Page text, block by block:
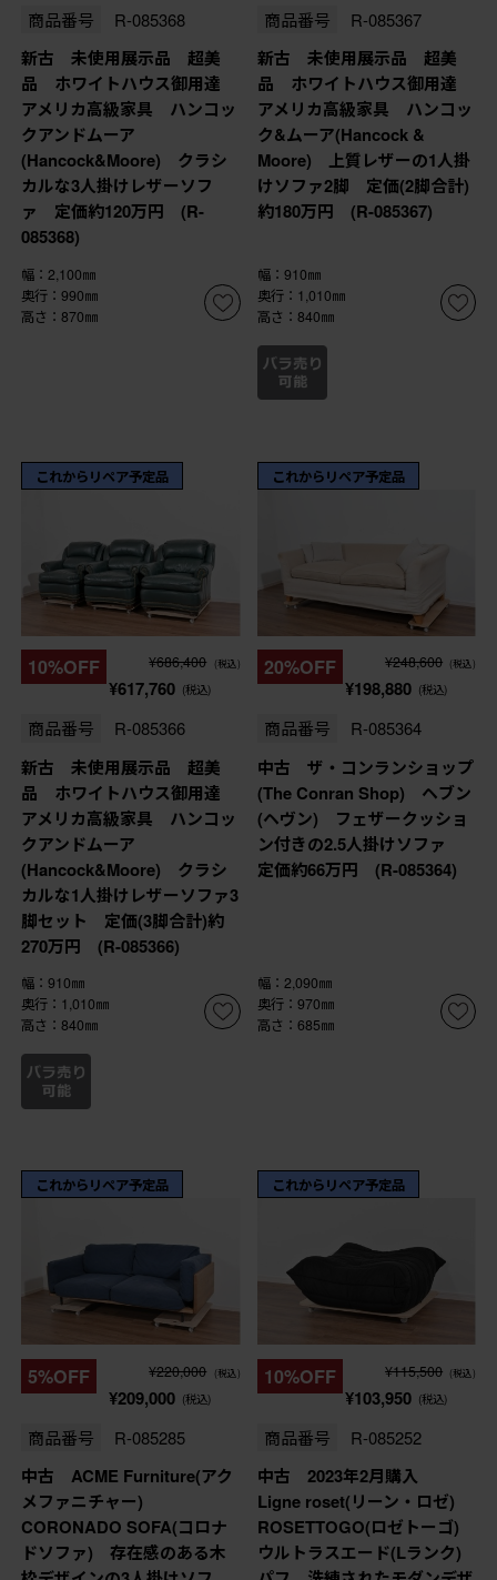
商品番号 R-085368
新古 未使用展示品 超美
品 ホワイトハウス御用達
アメリカ高級家具 ハンコッ
クアンドムーア
(Hancock&Moore) クラシ
カルな3人掛けレザーソフ
ァ 定価約120万円 (R-
085368)
幅：2,100㎜
奥行：990㎜
高さ：870㎜
商品番号 R-085367
新古 未使用展示品 超美
品 ホワイトハウス御用達
アメリカ高級家具 ハンコッ
ク&ムーア(Hancock &
Moore) 上質レザーの1人掛
けソファ2脚 定価(2脚合計)
約180万円 (R-085367)
幅：910㎜
奥行：1,010㎜
高さ：840㎜
これからリペア予定品
10%OFF ¥686,400 (税込)
¥617,760 (税込)
商品番号 R-085366
新古 未使用展示品 超美
品 ホワイトハウス御用達
アメリカ高級家具 ハンコッ
クアンドムーア
(Hancock&Moore) クラシ
カルな1人掛けレザーソファ3
脚セット 定価(3脚合計)約
270万円 (R-085366)
幅：910㎜
奥行：1,010㎜
高さ：840㎜
これからリペア予定品
20%OFF ¥248,600 (税込)
¥198,880 (税込)
商品番号 R-085364
中古 ザ・コンランショップ
(The Conran Shop) ヘブン
(ヘヴン) フェザークッショ
ン付きの2.5人掛けソファ
定価約66万円 (R-085364)
幅：2,090㎜
奥行：970㎜
高さ：685㎜
これからリペア予定品
5%OFF ¥220,000 (税込)
¥209,000 (税込)
商品番号 R-085285
中古 ACME Furniture(アク
メファニチャー)
CORONADO SOFA(コロナ
ドソファ) 存在感のある木
これからリペア予定品
10%OFF ¥115,500 (税込)
¥103,950 (税込)
商品番号 R-085252
中古 2023年2月購入
Ligne roset(リーン・ロゼ)
ROSETTOGO(ロゼトーゴ)
ウルトラスエード(Lランク)